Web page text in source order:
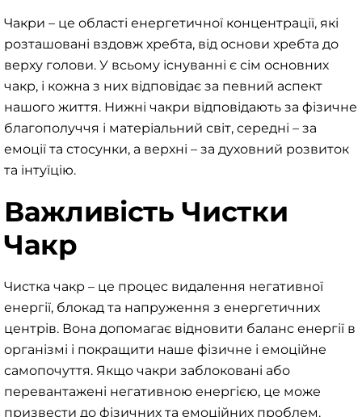
Чакри – це області енергетичної концентрації, які
розташовані вздовж хребта, від основи хребта до
верху голови. У всьому існуванні є сім основних
чакр, і кожна з них відповідає за певний аспект
нашого життя. Нижні чакри відповідають за фізичне
благополуччя і матеріальний світ, середні – за
емоції та стосунки, а верхні – за духовний розвиток
та інтуїцію.
Важливість Чистки
Чакр
Чистка чакр – це процес видалення негативної
енергії, блокад та напруження з енергетичних
центрів. Вона допомагає відновити баланс енергії в
організмі і покращити наше фізичне і емоційне
самопочуття. Якщо чакри заблоковані або
перевантажені негативною енергією, це може
призвести до фізичних та емоційних проблем.